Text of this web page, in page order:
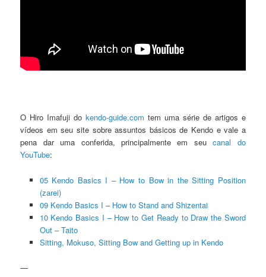
O Hiro Imafuji dokendo-guide.com tem uma série de artigos e
vídeos em seu site sobre assuntos básicos de Kendo e vale a
pena dar uma conferida, principalmente em seucanal do
YouTube:
05 Kendo Basics I – How to Bow in the Sitting Position
(zarei)
09 Kendo Basics I – How to Stand and Shizentai
10 Kendo Basics I – How to Get Ready to Draw the Sword
Out – Taito
Sitting, Mokuso, Sitting Bow and Getting up in Kendo
—